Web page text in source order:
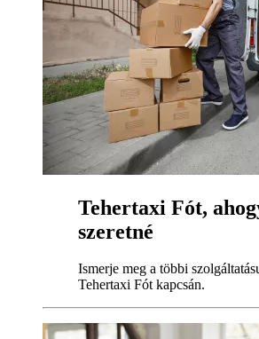
Tehertaxi Fót,
szeretné
Ismerje meg a többi
Tehertaxi Fót kapcsán.